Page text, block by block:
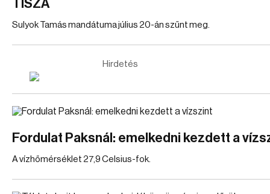
TISZA
Sulyok Tamás mandátuma július 20-án szűnt meg.
Hirdetés
Fordulat Paksnál: emelkedni kezdett a
A vízhőmérséklet 27,9 Celsius-fok.